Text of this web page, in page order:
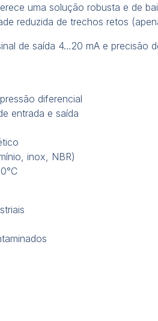
uma solução robusta e de
reduzida de trechos retos
de saída 4…20 mA e
diferencial
entrada e saída
inox, NBR)